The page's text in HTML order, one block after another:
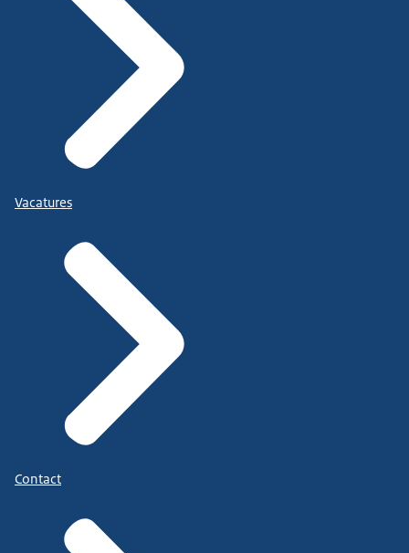
Vacatures
Contact